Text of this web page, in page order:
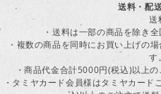
送料・配
送
・送料は一部の商品を除き
・複数の商品を同時にお買い上げの
す。
・商品代金合計5000円(税込)以上
・タミヤカード会員様はタミヤカー